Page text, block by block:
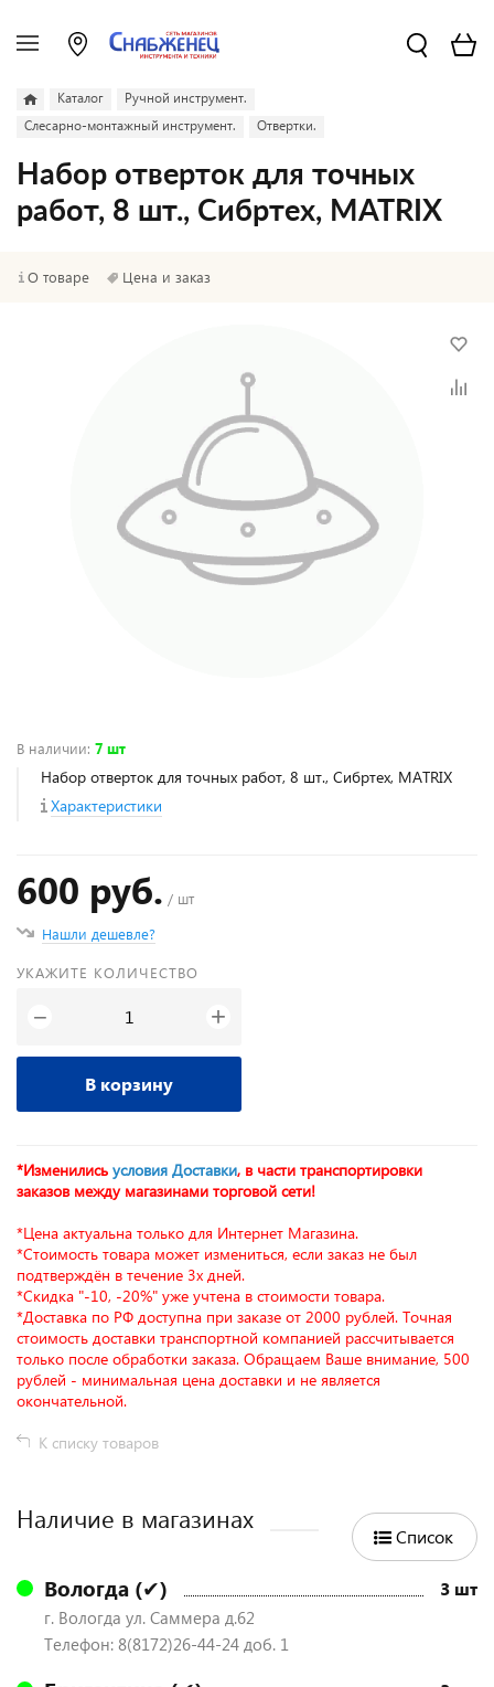
Каталог
Ручной инструмент.
Слесарно-монтажный инструмент.
Отвертки.
Набор отверток для точных
работ, 8 шт., Сибртех, MATRIX
О товаре Цена и заказ
В наличии: 7 шт
Набор отверток для точных работ, 8 шт., Сибртех, MATRIX
Характеристики
600 руб. / шт
Нашли дешевле?
УКАЖИТЕ КОЛИЧЕСТВО
− +
В корзину
*Изменились условия Доставки, в части транспортировки
заказов между магазинами торговой сети!
*Цена актуальна только для Интернет Магазина.
*Стоимость товара может измениться, если заказ не был
подтверждён в течение 3х дней.
*Скидка "-10, -20%" уже учтена в стоимости товара.
*Доставка по РФ доступна при заказе от 2000 рублей. Точная
стоимость доставки транспортной компанией рассчитывается
только после обработки заказа. Обращаем Ваше внимание, 500
рублей - минимальная цена доставки и не является
окончательной.
К списку товаров
Наличие в магазинах
Список
Вологда (✔) 3 шт
г. Вологда ул. Саммера д.62
Телефон: 8(8172)26-44-24 доб. 1